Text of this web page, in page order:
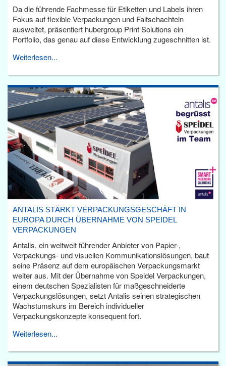
Da die führende Fachmesse für Etiketten und Labels ihren
Fokus auf flexible Verpackungen und Faltschachteln
ausweitet, präsentiert hubergroup Print Solutions ein
Portfolio, das genau auf diese Entwicklung zugeschnitten ist.
Weiterlesen...
ANTALIS STÄRKT VERPACKUNGSGESCHÄFT IN
EUROPA DURCH ÜBERNAHME VON SPEIDEL
VERPACKUNGEN
Antalis, ein weltweit führender Anbieter von Papier-,
Verpackungs- und visuellen Kommunikationslösungen, baut
seine Präsenz auf dem europäischen Verpackungsmarkt
weiter aus. Mit der Übernahme von Speidel Verpackungen,
einem deutschen Spezialisten für maßgeschneiderte
Verpackungslösungen, setzt Antalis seinen strategischen
Wachstumskurs im Bereich individueller
Verpackungskonzepte konsequent fort.
Weiterlesen...